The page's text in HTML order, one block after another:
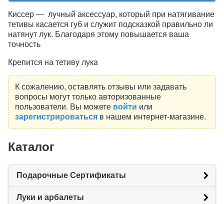
Киссер — лучный аксессуар, который при натягивание
тетивы касается губ и служит подсказкой правильно ли
натянут лук. Благодаря этому повышается ваша
точность
Крепится на тетиву лука
К сожалению, оставлять отзывы или задавать
вопросы могут только авторизованные
пользователи. Вы можете войти или
зарегистрироватьсяв нашем интернет-магазине.
Каталог
Подарочные Сертификаты
Луки и арбалеты